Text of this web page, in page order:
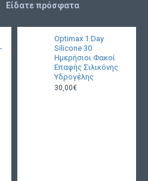
Είδατε πρόσφατα
Optimax 1 Day
Silicone 30
Ημερήσιοι Φακοί
Επαφής Σιλικόνης
Υδρογέλης
30,00€